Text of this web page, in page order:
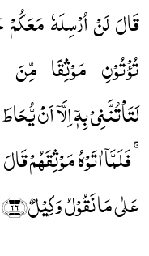
قَالَ لَنۡ اُرۡسِلَہٗ
تُؤۡتُوۡنِ مَوۡثِقًا مِّنَ
لَتَاۡتُنَّنِیۡ بِہٖۤ اِلَّاۤ اَنۡ
فَلَمَّاۤ اٰتَوۡہُ مَوۡثِقَہُمۡ
عَلٰی مَا نَقُوۡلُ وَکِیۡلٌ﴿۶۶﴾